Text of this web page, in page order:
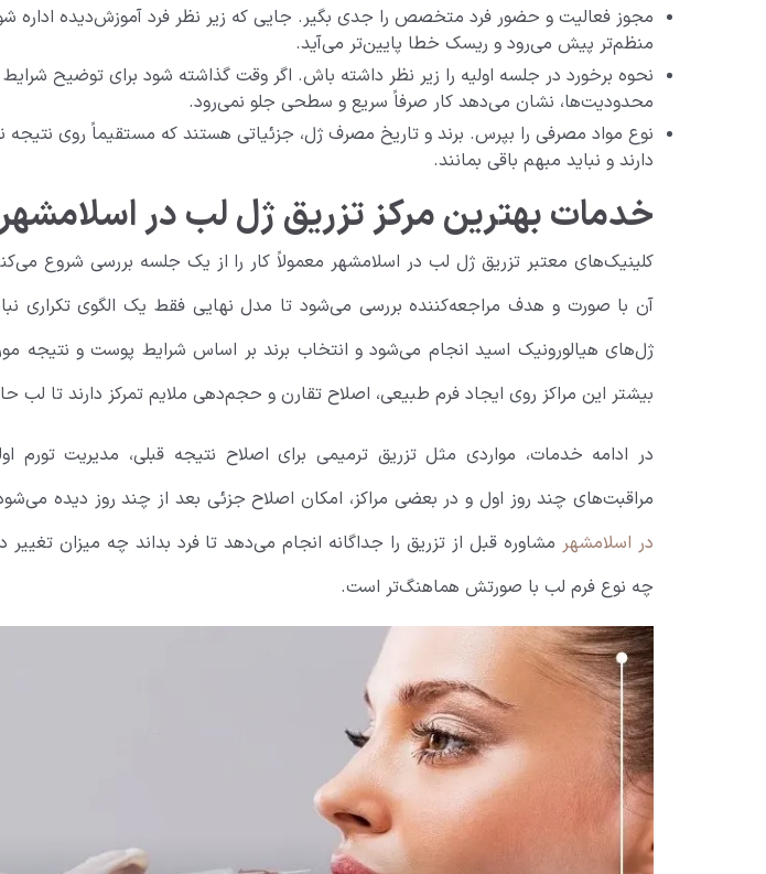
مجوز فعالیت و حضور فرد متخصص را جدی بگیر. جایی که زیر نظر فرد آموزش‌دیده اداره
منظم‌تر پیش می‌رود و ریسک خطا پایین‌تر می‌آید.
نحوه برخورد در جلسه اولیه را زیر نظر داشته باش. اگر وقت گذاشته شود برای توضیح
محدودیت‌ها، نشان می‌دهد کار صرفاً سریع و سطحی جلو نمی‌رود.
نوع مواد مصرفی را بپرس. برند و تاریخ مصرف ژل، جزئیاتی هستند که مستقیماً روی نتیجه
دارند و نباید مبهم باقی بمانند.
خدمات بهترین مرکز تزریق ژل لب در
کلینیک‌های معتبر تزریق ژل لب در اسلامشهر معمولاً کار را از یک جلسه بررسی شروع
آن با صورت و هدف مراجعه‌کننده بررسی می‌شود تا مدل نهایی فقط یک الگوی تکراری
ژل‌های هیالورونیک اسید انجام می‌شود و انتخاب برند بر اساس شرایط پوست و نتیجه
بیشتر این مراکز روی ایجاد فرم طبیعی، اصلاح تقارن و حجم‌دهی ملایم تمرکز دارند تا لب
در ادامه خدمات، مواردی مثل تزریق ترمیمی برای اصلاح نتیجه قبلی، مدیریت تورم
مراقبت‌های چند روز اول و در بعضی مراکز، امکان اصلاح جزئی بعد از چند روز دیده
در اسلامشهر مشاوره قبل از تزریق را جداگانه انجام می‌دهد تا فرد بداند چه میزان
چه نوع فرم لب با صورتش هماهنگ‌تر است.